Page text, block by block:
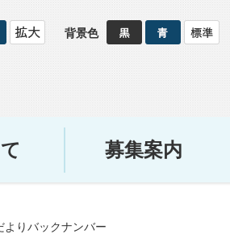
背景色
募集案内
よりバックナンバー